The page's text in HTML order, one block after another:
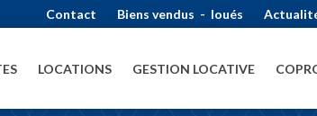
Contact Biens vendus - loués
LOCATIONS GESTION LOCATIVE